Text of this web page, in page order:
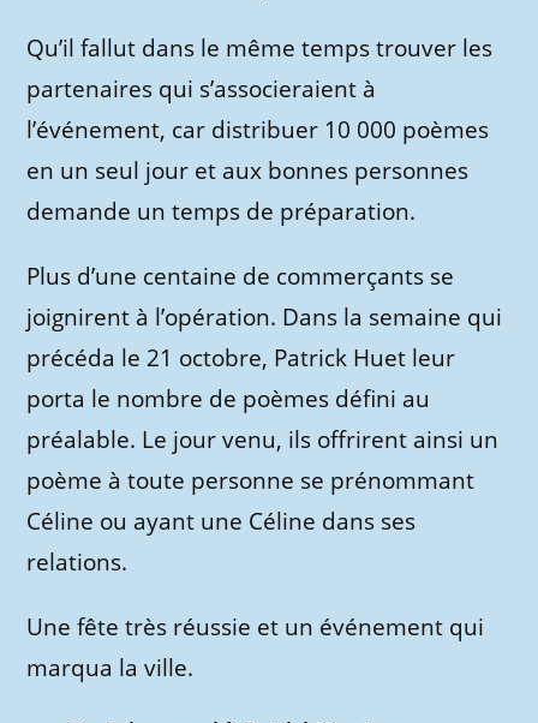
Qu’il fallut dans le même temps trouver les
partenaires qui s’associeraient à
l’événement, car distribuer 10 000 poèmes
en un seul jour et aux bonnes personnes
demande un temps de préparation.
Plus d’une centaine de commerçants se
joignirent à l’opération. Dans la semaine qui
précéda le 21 octobre, Patrick Huet leur
porta le nombre de poèmes défini au
préalable. Le jour venu, ils offrirent ainsi un
poème à toute personne se prénommant
Céline ou ayant une Céline dans ses
relations.
Une fête très réussie et un événement qui
marqua la ville.